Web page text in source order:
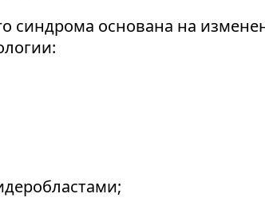
синдрома основана на